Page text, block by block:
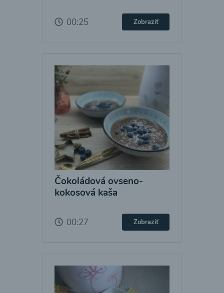
00:25 Zobraziť
Čokoládová ovseno-
kokosová kaša
00:27 Zobraziť